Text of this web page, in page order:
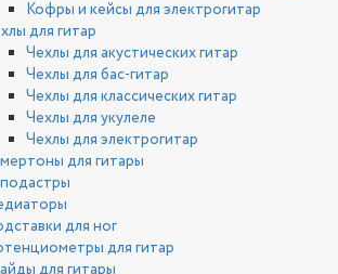
Кофры и кейсы для электрогитар
для гитар
Чехлы для акустических гитар
Чехлы для бас-гитар
Чехлы для классических гитар
Чехлы для укулеле
Чехлы для электрогитар
для гитары
для ног
для гитар
для гитары